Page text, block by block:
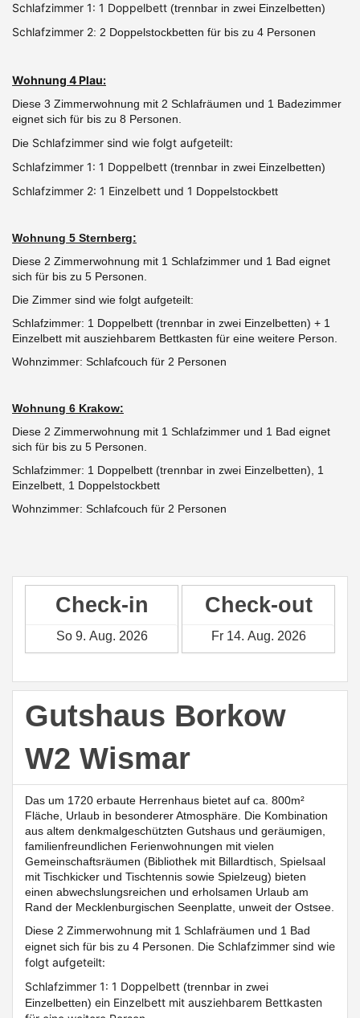
Schlafzimmer 1: 1 Doppelbett (trennbar in zwei Einzelbetten)
Schlafzimmer 2: 2 Doppelstockbetten für bis zu 4 Personen
Wohnung 4 Plau:
Diese 3 Zimmerwohnung mit 2 Schlafräumen und 1 Badezimmer
eignet sich für bis zu 8 Personen.
Die Schlafzimmer sind wie folgt aufgeteilt:
Schlafzimmer 1: 1 Doppelbett (trennbar in zwei Einzelbetten)
Schlafzimmer 2: 1 Einzelbett und 1 Doppelstockbett
Wohnung 5 Sternberg:
Diese 2 Zimmerwohnung mit 1 Schlafzimmer und 1 Bad eignet
sich für bis zu 5 Personen.
Die Zimmer sind wie folgt aufgeteilt:
Schlafzimmer: 1 Doppelbett (trennbar in zwei Einzelbetten) + 1
Einzelbett mit ausziehbarem Bettkasten für eine weitere Person.
Wohnzimmer: Schlafcouch für 2 Personen
Wohnung 6 Krakow:
Diese 2 Zimmerwohnung mit 1 Schlafzimmer und 1 Bad eignet
sich für bis zu 5 Personen.
Schlafzimmer: 1 Doppelbett (trennbar in zwei Einzelbetten), 1
Einzelbett, 1 Doppelstockbett
Wohnzimmer: Schlafcouch für 2 Personen
Check-in Check-out
Gutshaus Borkow
W2 Wismar
Das um 1720 erbaute Herrenhaus bietet auf ca. 800m²
Fläche, Urlaub in besonderer Atmosphäre. Die Kombination
aus altem denkmalgeschützten Gutshaus und geräumigen,
familienfreundlichen Ferienwohnungen mit vielen
Gemeinschaftsräumen (Bibliothek mit Billardtisch, Spielsaal
mit Tischkicker und Tischtennis sowie Spielzeug) bieten
einen abwechslungsreichen und erholsamen Urlaub am
Rand der Mecklenburgischen Seenplatte, unweit der Ostsee.
Diese 2 Zimmerwohnung mit 1 Schlafräumen und 1 Bad
eignet sich für bis zu 4 Personen. Die Schlafzimmer sind wie
folgt aufgeteilt:
Schlafzimmer 1: 1 Doppelbett (trennbar in zwei
Einzelbetten) ein Einzelbett mit ausziehbarem Bettkasten